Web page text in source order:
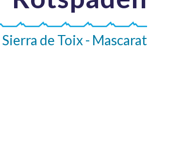
Sierra de Toix - Mascarat